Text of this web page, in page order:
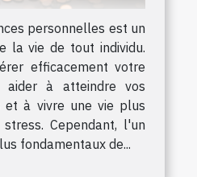
personnelles est un
la vie de tout individu.
efficacement votre
aider à atteindre vos
et à vivre une vie plus
Cependant, l'un
fondamentaux de...